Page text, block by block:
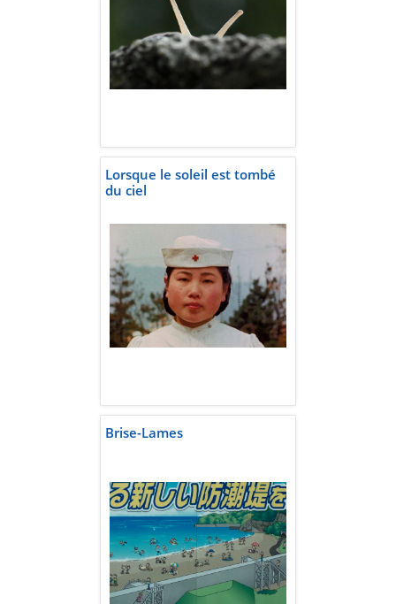
Lorsque le soleil est tombé
du ciel
Brise-Lames